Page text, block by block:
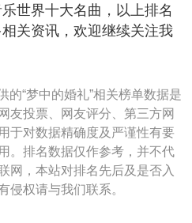
世界十大名曲，以上排名
关资讯，欢迎继续关注我
的“梦中的婚礼”相关榜单数据是
友投票、网友评分、第三方网
于对数据精确度及严谨性有要
。排名数据仅作参考，并不代
网，本站对排名先后及是否入
侵权请与我们联系。